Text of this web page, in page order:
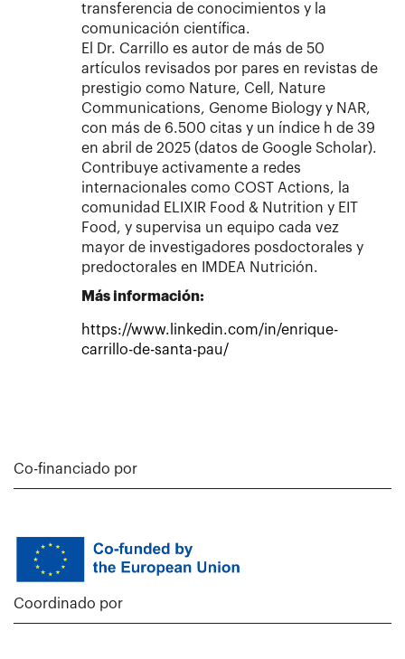
transferencia de conocimientos y la
comunicación científica.
El Dr. Carrillo es autor de más de 50
artículos revisados por pares en revistas de
prestigio como Nature, Cell, Nature
Communications, Genome Biology y NAR,
con más de 6.500 citas y un índice h de 39
en abril de 2025 (datos de Google Scholar).
Contribuye activamente a redes
internacionales como COST Actions, la
comunidad ELIXIR Food & Nutrition y EIT
Food, y supervisa un equipo cada vez
mayor de investigadores posdoctorales y
predoctorales en IMDEA Nutrición.
Más información:
https://www.linkedin.com/in/enrique-
carrillo-de-santa-pau/
Co-financiado por
Coordinado por